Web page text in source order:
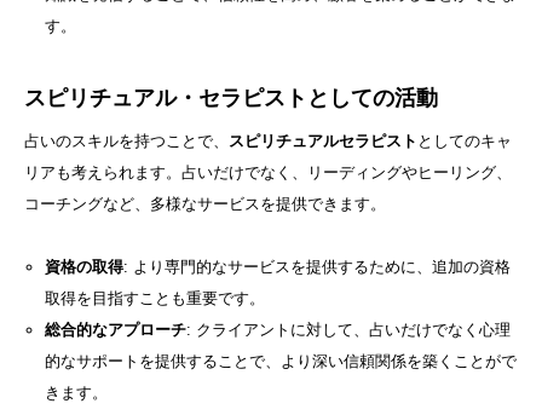
す。
スピリチュアル・セラピストとしての活動
占いのスキルを持つことで、 スピリチュアルセラピスト としてのキャ
リアも考えられます。占いだけでなく、リーディングやヒーリング、
コーチングなど、多様なサービスを提供できます。
資格の取得: より専門的なサービスを提供するために、追加の資格
取得を目指すことも重要です。
総合的なアプローチ: クライアントに対して、占いだけでなく心理
的なサポートを提供することで、より深い信頼関係を築くことがで
きます。